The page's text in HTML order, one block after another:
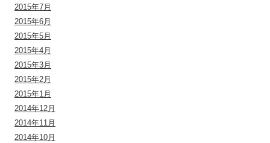
2015年7月
2015年6月
2015年5月
2015年4月
2015年3月
2015年2月
2015年1月
2014年12月
2014年11月
2014年10月